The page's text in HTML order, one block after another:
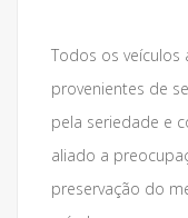
Todos os
provenientes de
pela seriedade e
aliado a
preservação do